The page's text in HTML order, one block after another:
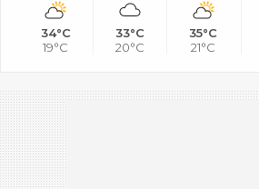
34°C
19°C
33°C
20°C
35°C
21°C